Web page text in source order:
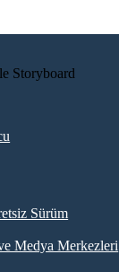
Sürüm
Medya Merkezleri